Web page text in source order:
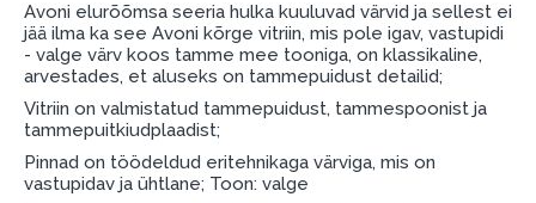
ESTO LV AS (Dokumentide vormistamiseks on
vajalik Smart-ID, eParaksts eID, eParaksts eID
mobile, ESTO konto või pank Swedbank, Luminor,
SEB või Citadele).
Lepingu tingimused:
Liisingulepingu võib allkirjastada ainult see isik,
Avoni elurõõmsa seeria hulka kuuluvad värvid ja sellest ei
jää ilma ka see Avoni kõrge vitriin, mis pole igav, vastupidi
- valge värv koos tamme mee tooniga, on klassikaline,
arvestades, et aluseks on tammepuidust detailid;
Vitriin on valmistatud tammepuidust, tammespoonist ja
tammepuitkiudplaadist;
Pinnad on töödeldud eritehnikaga värviga, mis on
vastupidav ja ühtlane; Toon: valge